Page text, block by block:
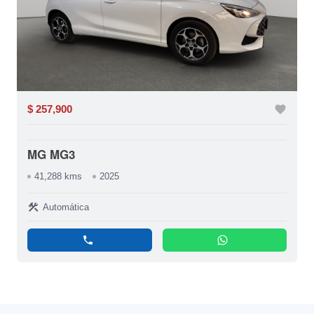
$ 257,900 favorite
MG MG3
41,288 kms 2025
construction Automática
phone whatsapp